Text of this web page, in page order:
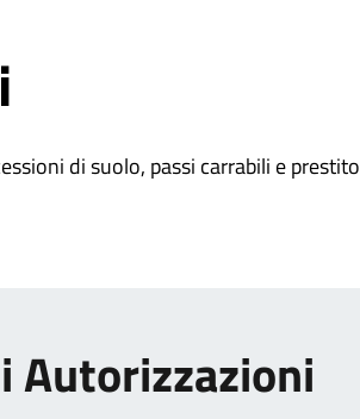
di suolo, passi carrabili e prestito
Autorizzazioni